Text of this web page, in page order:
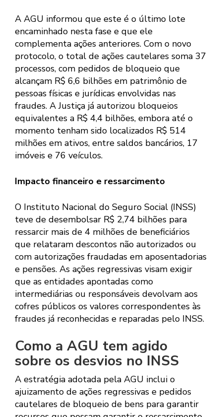
A AGU informou que este é o último lote
encaminhado nesta fase e que ele
complementa ações anteriores. Com o novo
protocolo, o total de ações cautelares soma 37
processos, com pedidos de bloqueio que
alcançam R$ 6,6 bilhões em patrimônio de
pessoas físicas e jurídicas envolvidas nas
fraudes. A Justiça já autorizou bloqueios
equivalentes a R$ 4,4 bilhões, embora até o
momento tenham sido localizados R$ 514
milhões em ativos, entre saldos bancários, 17
imóveis e 76 veículos.
Impacto financeiro e ressarcimento
O Instituto Nacional do Seguro Social (INSS)
teve de desembolsar R$ 2,74 bilhões para
ressarcir mais de 4 milhões de beneficiários
que relataram descontos não autorizados ou
com autorizações fraudadas em aposentadorias
e pensões. As ações regressivas visam exigir
que as entidades apontadas como
intermediárias ou responsáveis devolvam aos
cofres públicos os valores correspondentes às
fraudes já reconhecidas e reparadas pelo INSS.
Como a AGU tem agido
sobre os desvios no INSS
A estratégia adotada pela AGU inclui o
ajuizamento de ações regressivas e pedidos
cautelares de bloqueio de bens para garantir